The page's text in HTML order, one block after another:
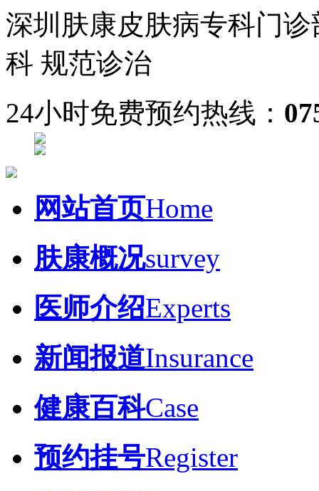
深圳肤康皮肤病专科门诊
科 规范诊治
24小时免费预约热线：
网站首页Home
肤康概况survey
医师介绍Experts
新闻报道Insurance
健康百科Case
预约挂号Register